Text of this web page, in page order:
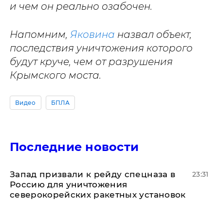
и чем он реально озабочен.
Напомним, Яковина назвал объект,
последствия уничтожения которого
будут круче, чем от разрушения
Крымского моста.
Видео БПЛА
Последние новости
Запад призвали к рейду спецназа в
Россию для уничтожения
северокорейских ракетных установок
23:31